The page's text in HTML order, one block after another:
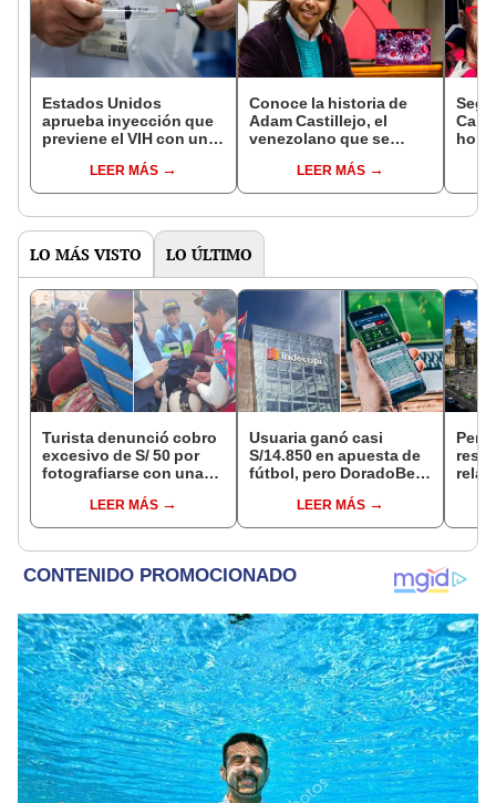
Estados Unidos
aprueba inyección que
previene el VIH con una
LEER MÁS
Conoce la historia de
Adam Castillejo, el
venezolano que se
hombre curado del
VIH/SIDA
LEER MÁS
LO MÁS VISTO LO ÚLTIMO
Turista denunció cobro
excesivo de S/ 50 por
fotografiarse con una
Serenazgo recuperó el
dinero
LEER MÁS
Usuaria ganó casi
S/14.850 en apuesta de
fútbol, pero DoradoBet
Indecopi multó a la
empresa con más de S/
LEER MÁS
Perú